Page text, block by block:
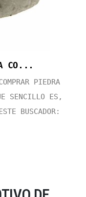
CO...
PIEDRA
SENCILLO ES,
BUSCADOR: